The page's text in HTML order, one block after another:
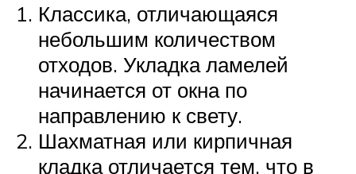
Классика, отличающаяся
небольшим количеством
отходов. Укладка ламелей
начинается от окна по
направлению к свету.
Шахматная или кирпичная
кладка отличается тем, что в